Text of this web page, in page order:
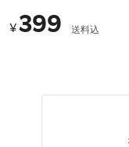
¥399 送料込